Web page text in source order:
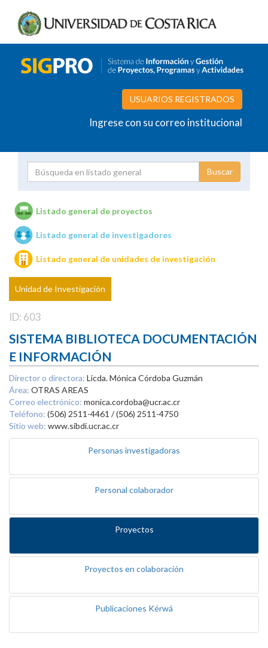
USUARIOS REGISTRADOS
Ingrese con su correo institucional
Unidades de investigación
Listado general de proyectos
Listado general de investigadores
Listado general de unidades de investigación
Unidad de Investigación
ID: 603
SISTEMA BIBLIOTECA DOCUMENTACIÓN
E INFORMACIÓN
Director o directora: Licda. Mónica Córdoba Guzmán
Área: OTRAS AREAS
Correo electrónico: monica.cordoba@ucr.ac.cr
Teléfono: (506) 2511-4461 / (506) 2511-4750
Sitio web: www.sibdi.ucr.ac.cr
Personas investigadoras
Personal colaborador
Proyectos
Proyectos en colaboración
Publicaciones Kérwá